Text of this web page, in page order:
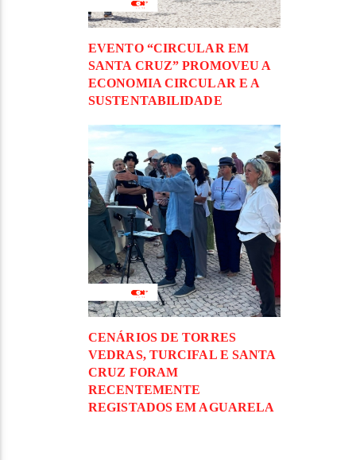
EVENTO “CIRCULAR EM
SANTA CRUZ” PROMOVEU A
ECONOMIA CIRCULAR E A
SUSTENTABILIDADE
CENÁRIOS DE TORRES
VEDRAS, TURCIFAL E SANTA
CRUZ FORAM
RECENTEMENTE
REGISTADOS EM AGUARELA